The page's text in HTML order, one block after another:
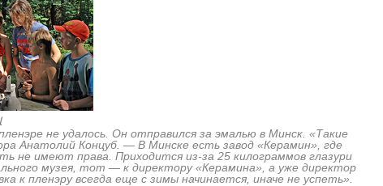
не удалось. Он отправился за эмалью в Минск. «Такие
Анатолий Концуб. — В Минске есть завод «Керамин», где
не имеют права. Приходится из-за 25 килограммов глазури
музея, тот — к директору «Керамина», а уже директор
пленэру всегда еще с зимы начинается, иначе не успеть».